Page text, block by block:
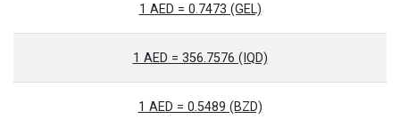
1 AED = 0.7473 (GEL)
1 AED = 356.7576 (IQD)
1 AED = 0.5489 (BZD)